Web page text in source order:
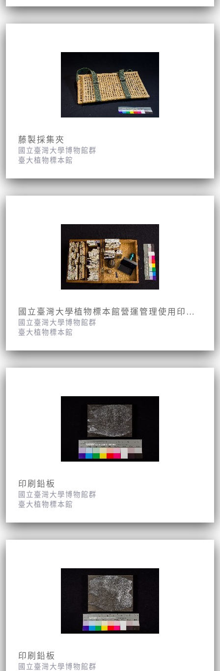
藤製採集夾
國立臺灣大學博物館群
臺大植物標本館
國立臺灣大學植物標本館營運管理使用印章組
國立臺灣大學博物館群
臺大植物標本館
印刷鉛板
國立臺灣大學博物館群
臺大植物標本館
印刷鉛板
國立臺灣大學博物館群